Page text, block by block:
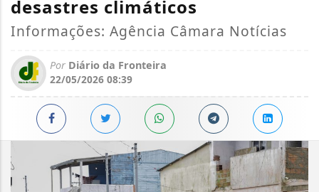
desastres climáticos
Informações: Agência Câmara Notícias
Por Diário da Fronteira
22/05/2026 08:39